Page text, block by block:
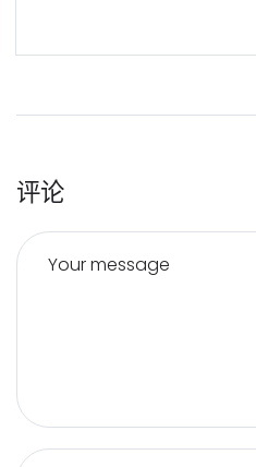
评论
Your message